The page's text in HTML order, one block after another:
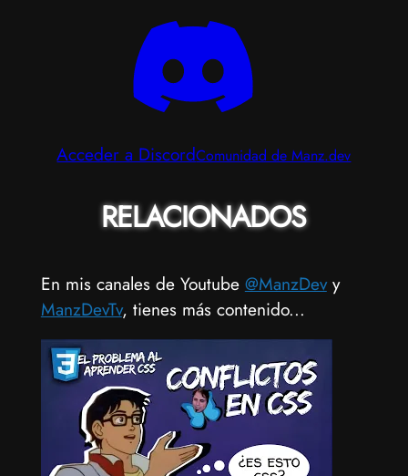
Acceder a DiscordComunidad de Manz.dev
RELACIONADOS
En mis canales de Youtube @ManzDevy
ManzDevTv, tienes más contenido...